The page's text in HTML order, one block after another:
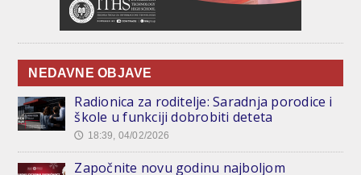
NEDAVNE OBJAVE
Radionica za roditelje: Saradnja porodice i
škole u funkciji dobrobiti deteta
🕔 18:39, 04/02/2026
Započnite novu godinu najboljom